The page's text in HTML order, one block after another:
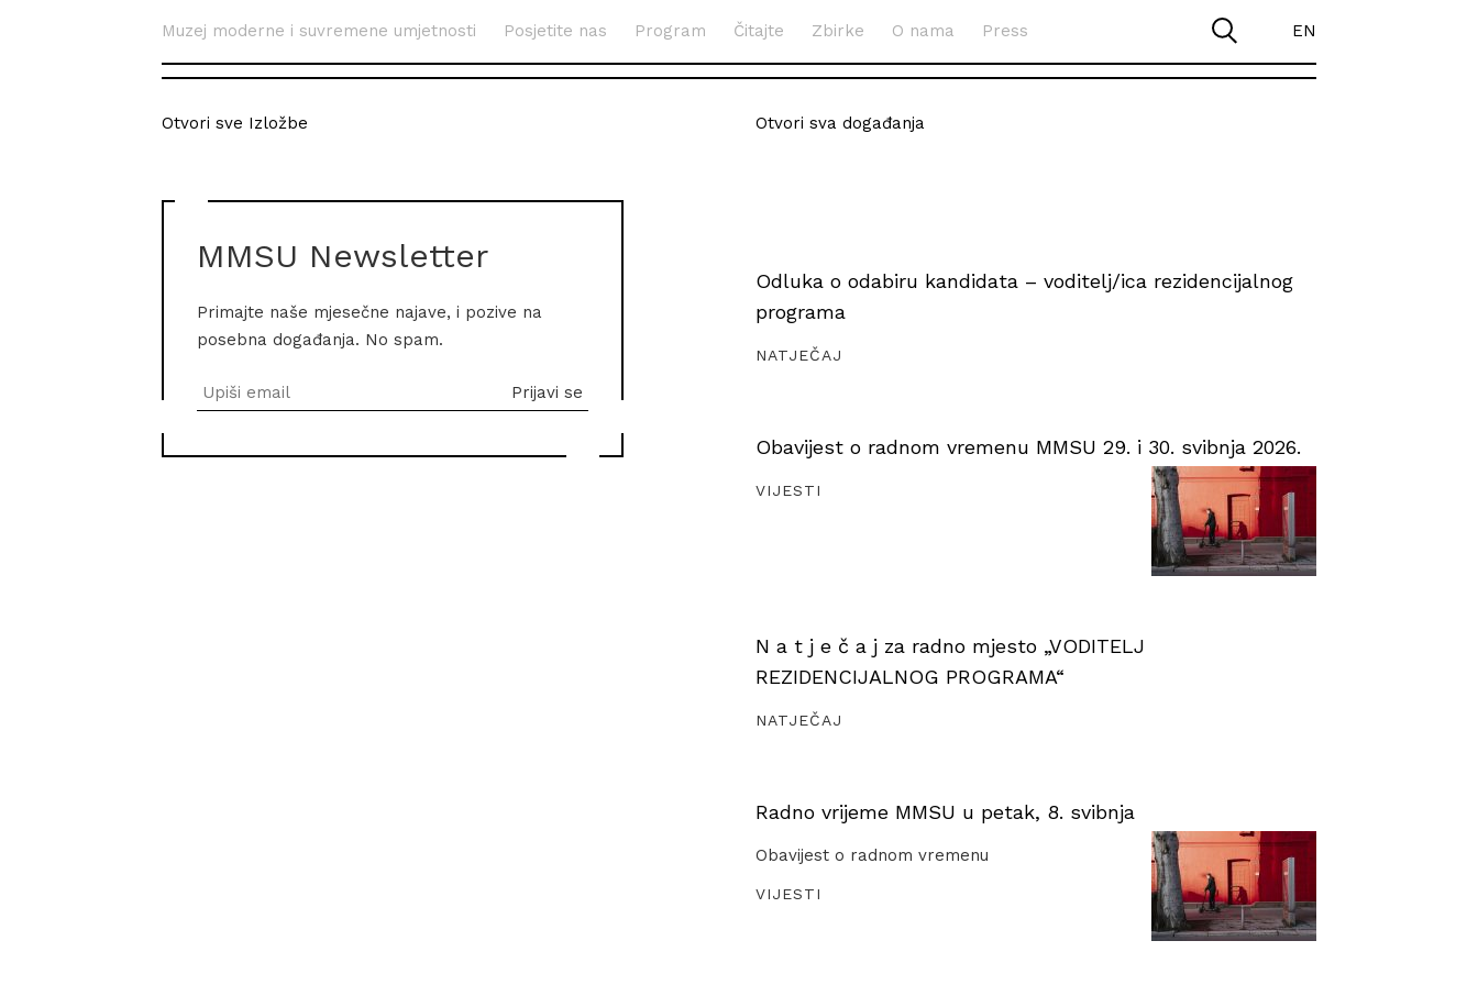
Muzej moderne i suvremene umjetnosti Posjetite nas Program Čitajte Zbirke O nama Press EN
Otvori sve Izložbe
MMSU Newsletter
Primajte naše mjesečne najave, i pozive na
posebna događanja. No spam.
Otvori sva događanja
Odluka o odabiru kandidata – voditelj/ica rezidencijalnog
programa
NATJEČAJ
Obavijest o radnom vremenu MMSU 29. i 30. svibnja 2026.
VIJESTI
N a t j e č a j za radno mjesto „VODITELJ
REZIDENCIJALNOG PROGRAMA“
NATJEČAJ
Radno vrijeme MMSU u petak, 8. svibnja
Obavijest o radnom vremenu
VIJESTI